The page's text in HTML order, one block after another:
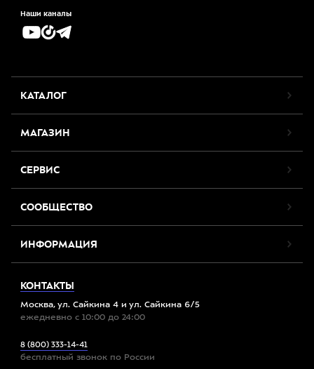
Наши каналы
КАТАЛОГ
МАГАЗИН
СЕРВИС
СООБЩЕСТВО
ИНФОРМАЦИЯ
КОНТАКТЫ
Москва, ул. Сайкина 4 и ул. Сайкина 6/5
ежедневно с 10:00 до 24:00
8 (800) 333-14-41
бесплатный звонок по России